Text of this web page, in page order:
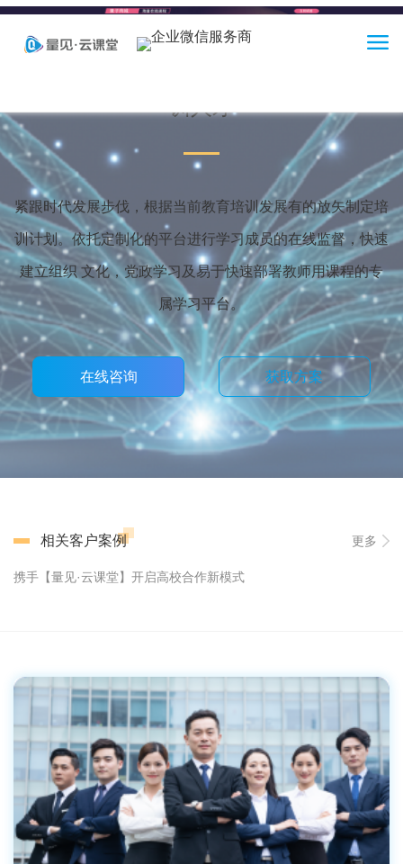
功能介绍
培训解决方案
客户案例
产品体验
商务合作
关于我们
训人才
紧跟时代发展步伐，根据当前教育培训发展有的放矢制定培
训计划。依托定制化的平台进行学习成员的在线监督，快速
建立组织 文化，党政学习及易于快速部署教师用课程的专
属学习平台。
在线咨询 获取方案
相关客户案例 更多
携手【量见·云课堂】开启高校合作新模式